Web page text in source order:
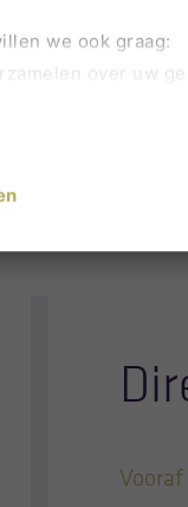
we ook graag:
over uw
op elk
ervaring te
die een website
kunt u niet
aanpassen